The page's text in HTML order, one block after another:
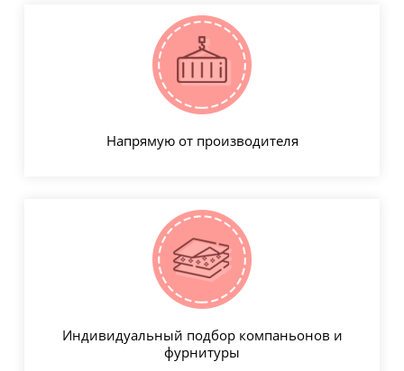
Напрямую от производителя
Индивидуальный подбор компаньонов и
фурнитуры